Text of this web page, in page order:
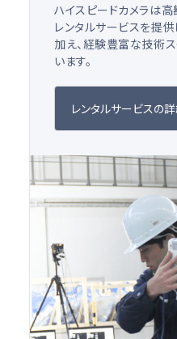
ハイスピードカメラは高
レンタルサービスを提
加え、経験豊富な技術
います。
レンタルサービスの